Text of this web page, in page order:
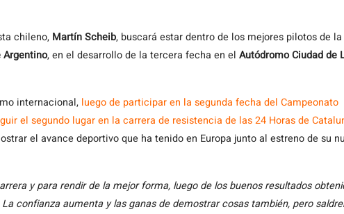
chileno, Martín Scheib, buscará estar dentro de los mejores pilotos de la
Argentino, en el desarrollo de la tercera fecha en el Autódromo Ciudad de
internacional, luego de participar en la segunda fecha del Campeonato
el segundo lugar en la carrera de resistencia de las 24 Horas de
el avance deportivo que ha tenido en Europa junto al estreno de su
y para rendir de la mejor forma, luego de los buenos resultados
confianza aumenta y las ganas de demostrar cosas también, pero